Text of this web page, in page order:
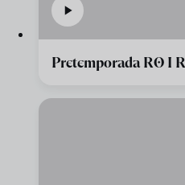
Pretemporada RO I